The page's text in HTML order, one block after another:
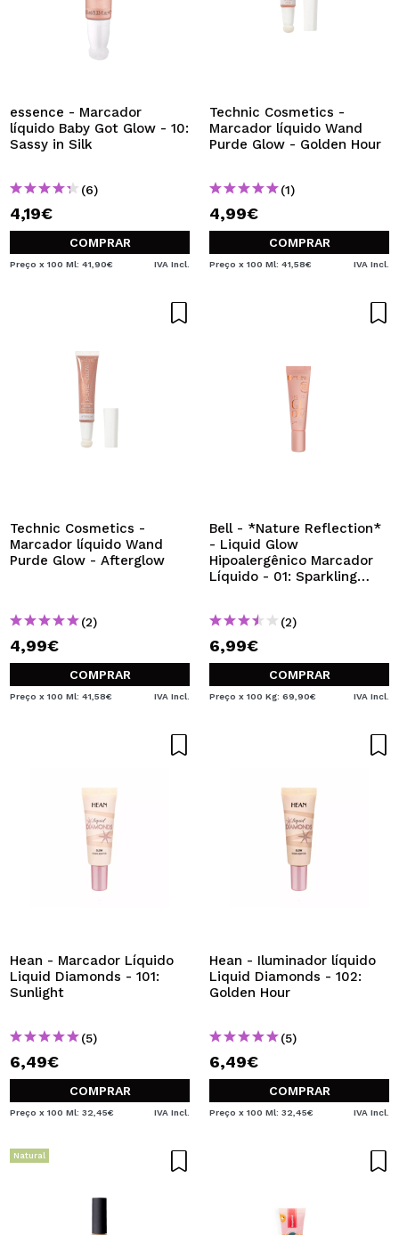
essence - Marcador
líquido Baby Got Glow - 10:
Sassy in Silk
(6)
4,19€
COMPRAR
Preço x 100 Ml: 41,90€ IVA Incl.
Technic Cosmetics -
Marcador líquido Wand
Purde Glow - Golden Hour
(1)
4,99€
COMPRAR
Preço x 100 Ml: 41,58€ IVA Incl.
Technic Cosmetics -
Marcador líquido Wand
Purde Glow - Afterglow
(2)
4,99€
COMPRAR
Preço x 100 Ml: 41,58€ IVA Incl.
Bell - *Nature Reflection*
- Liquid Glow
Hipoalergênico Marcador
Líquido - 01: Sparkling
(2)
6,99€
COMPRAR
Preço x 100 Kg: 69,90€ IVA Incl.
Hean - Marcador Líquido
Liquid Diamonds - 101:
Sunlight
(5)
6,49€
COMPRAR
Preço x 100 Ml: 32,45€ IVA Incl.
Hean - Iluminador líquido
Liquid Diamonds - 102:
Golden Hour
(5)
6,49€
COMPRAR
Preço x 100 Ml: 32,45€ IVA Incl.
Natural